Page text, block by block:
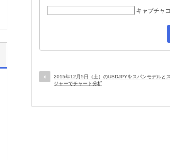
キャプチャ
2015年12月5日（土）のUSDJPYをスパンモデルと
ジャーでチャート分析